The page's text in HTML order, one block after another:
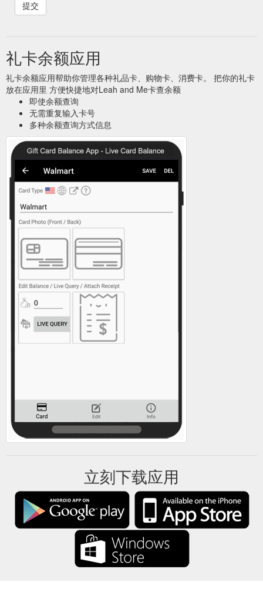
礼卡余额应用
礼卡余额应用帮助你管理各种礼品卡、购物卡、消费卡。 把你的礼卡
放在应用里 方便快捷地对Leah and Me卡查余额
即使余额查询
无需重复输入卡号
多种余额查询方式信息
立刻下载应用